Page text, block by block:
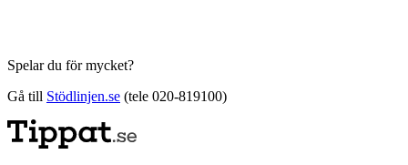
Spelar du för mycket?
Gå till Stödlinjen.se (tele 020-819100)